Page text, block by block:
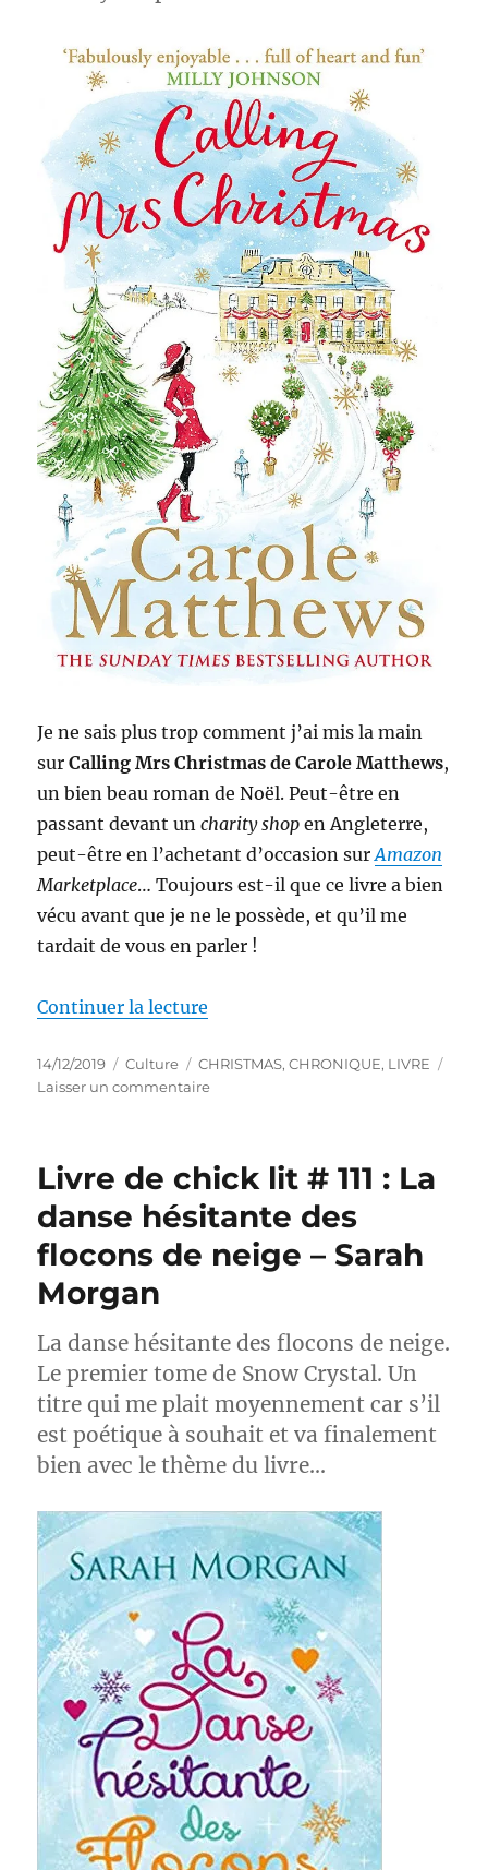
Je ne sais plus trop comment j’ai mis la main
surCalling Mrs Christmas de Carole Matthews,
un bien beau roman de Noël. Peut-être en
passant devant uncharity shopen Angleterre,
peut-être en l’achetant d’occasion surAmazon
Marketplace… Toujours est-il que ce livre a bien
vécu avant que je ne le possède, et qu’il me
tardait de vous en parler !
Continuer la lecture
Publié
le
14/12/2019 Catégories
Culture Étiquettes
CHRISTMAS,CHRONIQUE, LIVRE
Laisser un commentairesur
lit
112
Calling
–
Carole
Matthews
Livre de chick lit # 111 : La
danse hésitante des
flocons de neige – Sarah
Morgan
La danse hésitante des flocons de neige.
Le premier tome de Snow Crystal. Un
titre qui me plait moyennement car s’il
est poétique à souhait et va finalement
bien avec le thème du livre…